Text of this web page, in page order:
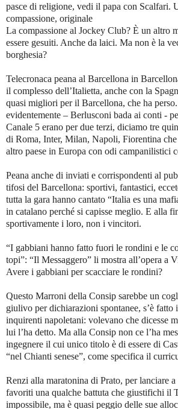
pasce di religione, vedi il papa con Scalfari.
compassione, originale
La compassione al Jockey Club? È un altro
essere gesuiti. Anche da laici. Ma non è la
borghesia?
Telecronaca peana al Barcellona in
il complesso dell’Italietta, anche con la
quasi migliori per il Barcellona, che ha
evidentemente – Berlusconi bada ai conti -
Canale 5 erano per due terzi, diciamo tre
di Roma, Inter, Milan, Napoli, Fiorentina
altro paese in Europa con odi campanilistici
Peana anche di inviati e corrispondenti al
tifosi del Barcellona: sportivi, fantastici,
tutta la gara hanno cantato “Italia es una
in catalano perché si capisse meglio. E alla
sportivamente i loro, non i vincitori.
“I gabbiani hanno fatto fuori le rondini e le
topi”: “Il Messaggero” li mostra all’opera a
Avere i gabbiani per scacciare le rondini?
Questo Marroni della Consip sarebbe un
giulivo per dichiarazioni spontanee, s’è fatto
inquirenti napoletani: volevano che dicesse
lui l’ha detto. Ma alla Consip non ce l’ha
ingegnere il cui unico titolo è di essere di
“nel Chianti senese”, come specifica il
Renzi alla maratonina di Prato, per lanciare a
favoriti una qualche battuta che giustifichi il
impossibile, ma è quasi peggio delle sue